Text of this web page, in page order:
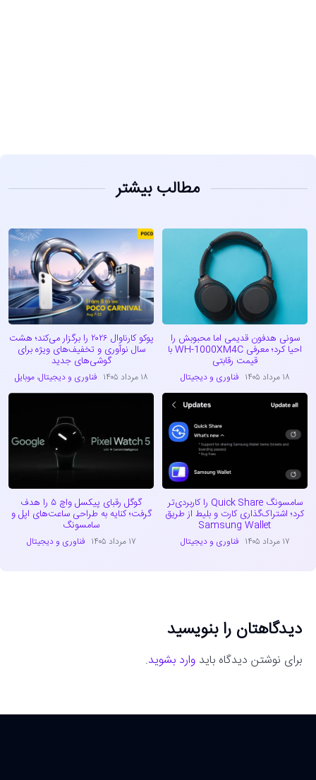
مطالب بیشتر
سونی هدفون قدیمی اما محبوبش را
احیا کرد؛ معرفی WH-1000XM4C با
قیمت رقابتی
۱۸ مرداد ۱۴۰۵ فناوری و دیجیتال
پوکو کارناوال ۲۰۲۶ را برگزار می‌کند؛ هشت
سال نوآوری و تخفیف‌های ویژه برای
گوشی‌های جدید
۱۸ مرداد ۱۴۰۵ فناوری و دیجیتال،موبایل
سامسونگ Quick Share را کاربردی‌تر
کرد؛ اشتراک‌گذاری کارت و بلیط از طریق
Samsung Wallet
۱۷ مرداد ۱۴۰۵ فناوری و دیجیتال
گوگل رقبای پیکسل واچ ۵ را هدف
گرفت؛ کنایه به طراحی ساعت‌های اپل و
سامسونگ
۱۷ مرداد ۱۴۰۵ فناوری و دیجیتال
دیدگاهتان را بنویسید
برای نوشتن دیدگاه باید وارد بشوید.